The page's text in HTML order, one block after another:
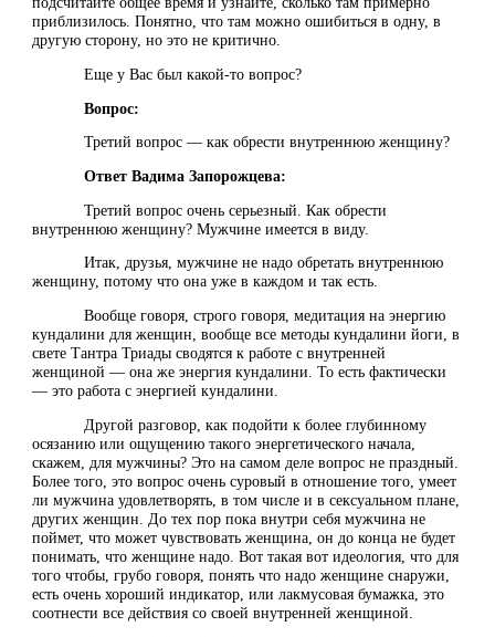
приблизилось. Понятно, что там можно ошибиться в одну, в
другую сторону, но это не критично.
Еще у Вас был какой-то вопрос?
Вопрос:
Третий вопрос — как обрести внутреннюю женщину?
Ответ Вадима Запорожцева:
Третий вопрос очень серьезный. Как обрести
внутреннюю женщину? Мужчине имеется в виду.
Итак, друзья, мужчине не надо обретать внутреннюю
женщину, потому что она уже в каждом и так есть.
Вообще говоря, строго говоря, медитация на энергию
кундалини для женщин, вообще все методы кундалини йоги, в
свете Тантра Триады сводятся к работе с внутренней
женщиной — она же энергия кундалини. То есть фактически
— это работа с энергией кундалини.
Другой разговор, как подойти к более глубинному
осязанию или ощущению такого энергетического начала,
скажем, для мужчины? Это на самом деле вопрос не праздный.
Более того, это вопрос очень суровый в отношение того, умеет
ли мужчина удовлетворять, в том числе и в сексуальном плане,
других женщин. До тех пор пока внутри себя мужчина не
поймет, что может чувствовать женщина, он до конца не будет
понимать, что женщине надо. Вот такая вот идеология, что для
того чтобы, грубо говоря, понять что надо женщине снаружи,
есть очень хороший индикатор, или лакмусовая бумажка, это
соотнести все действия со своей внутренней женщиной.